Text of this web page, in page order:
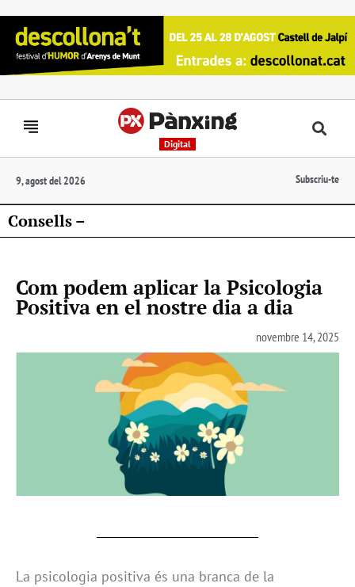
Digital
9, agost del 2026 Subscriu-te
Consells –
Com podem aplicar la Psicologia
Positiva en el nostre dia a dia
novembre 14, 2025
La psicologia positiva és una branca de la